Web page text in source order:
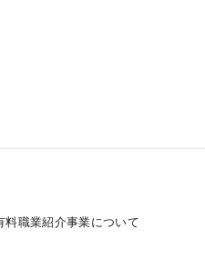
料職業紹介事業について